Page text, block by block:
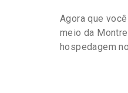
Agora que
meio da
hospedagem